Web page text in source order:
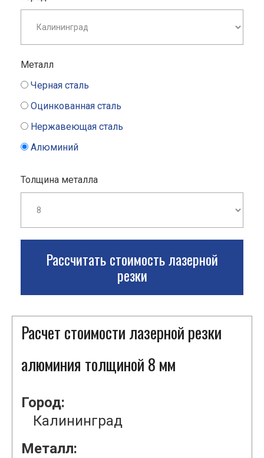
Металл
Черная сталь
Оцинкованная сталь
Нержавеющая сталь
Алюминий
Толщина металла
Рассчитать стоимость лазерной
резки
Расчет стоимости лазерной резки
алюминия толщиной 8 мм
Город:
Калининград
Металл: